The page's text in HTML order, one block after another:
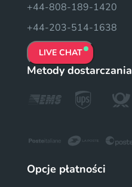
+44-808-189-1420
+44-203-514-1638
LIVE CHAT
Metody dostarczania
Opcje płatności